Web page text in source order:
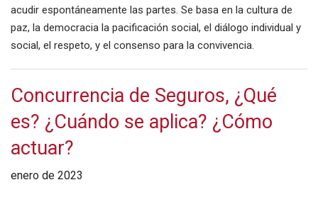
acudir espontáneamente las partes. Se basa en la cultura de
paz, la democracia la pacificación social, el diálogo individual y
social, el respeto, y el consenso para la convivencia.
Concurrencia de Seguros, ¿Qué
es? ¿Cuándo se aplica? ¿Cómo
actuar?
enero de 2023